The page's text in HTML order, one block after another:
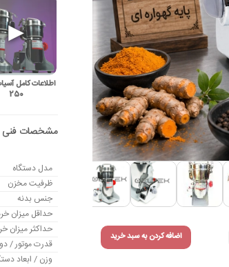
اضافه کردن به سبد خرید
اطلاعات کامل
250
مدل دستگاه
ظرفیت مخزن
جنس بدنه
حداقل میزان
حداکثر میزان
قدرت موتور /
وزن / ابعاد